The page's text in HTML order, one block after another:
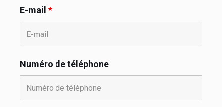
E-mail *
Numéro de téléphone